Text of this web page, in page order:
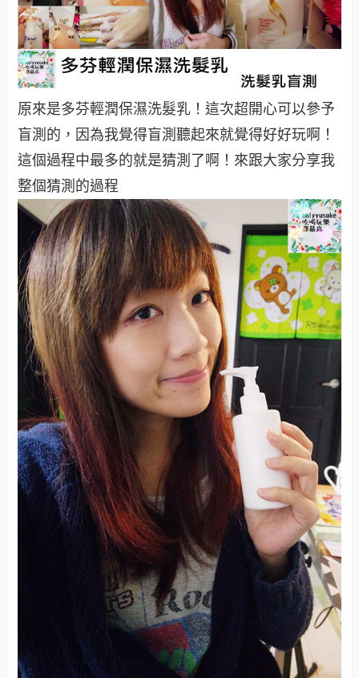
原來是多芬輕潤保濕洗髮乳！這次超開心可以參予
盲測的，因為我覺得盲測聽起來就覺得好好玩啊！
這個過程中最多的就是猜測了啊！來跟大家分享我
整個猜測的過程